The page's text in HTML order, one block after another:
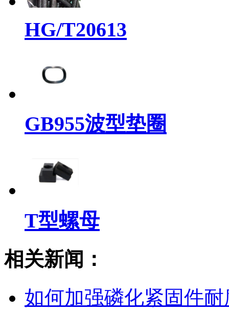
HG/T20613
GB955波型垫圈
T型螺母
相关新闻：
如何加强磷化紧固件